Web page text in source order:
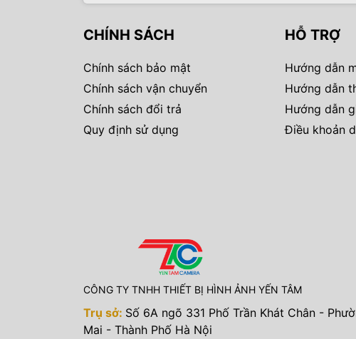
CHÍNH SÁCH
Chính sách bảo mật
Chính sách vận chuyển
Chính sách đổi trả
Quy định sử dụng
HỖ TRỢ
Hướng dẫn
Hướng dẫn
Hướng dẫn
Điều khoản
CÔNG TY TNHH THIẾT BỊ HÌNH ẢNH YẾN TÂM
Trụ sở: Số 6A ngõ 331 Phố Trần Khát Chân -
Mai - Thành Phố Hà Nội